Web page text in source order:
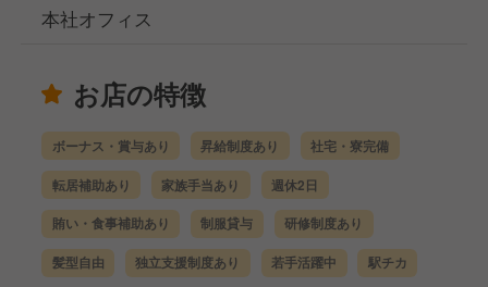
本社オフィス
お店の特徴
ボーナス・賞与あり 昇給制度あり 社宅・寮完備
転居補助あり 家族手当あり 週休2日
賄い・食事補助あり 制服貸与 研修制度あり
髪型自由 独立支援制度あり 若手活躍中 駅チカ